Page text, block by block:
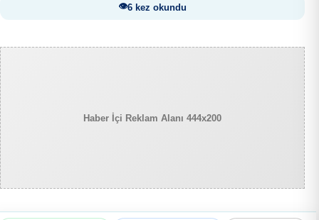
6 kez okundu
Haber İçi Reklam Alanı 444x200